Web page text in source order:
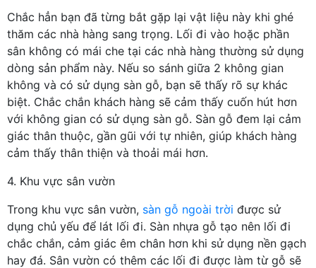
Chắc hẳn bạn đã từng bắt gặp lại vật liệu này khi ghé
thăm các nhà hàng sang trọng. Lối đi vào hoặc phần
sân không có mái che tại các nhà hàng thường sử dụng
dòng sản phẩm này. Nếu so sánh giữa 2 không gian
không và có sử dụng sàn gỗ, bạn sẽ thấy rõ sự khác
biệt. Chắc chắn khách hàng sẽ cảm thấy cuốn hút hơn
với không gian có sử dụng sàn gỗ. Sàn gỗ đem lại cảm
giác thân thuộc, gần gũi với tự nhiên, giúp khách hàng
cảm thấy thân thiện và thoải mái hơn.
4. Khu vực sân vườn
Trong khu vực sân vườn, sàn gỗ ngoài trời được sử
dụng chủ yếu để lát lối đi. Sàn nhựa gỗ tạo nên lối đi
chắc chắn, cảm giác êm chân hơn khi sử dụng nền gạch
hay đá. Sân vườn có thêm các lối đi được làm từ gỗ sẽ